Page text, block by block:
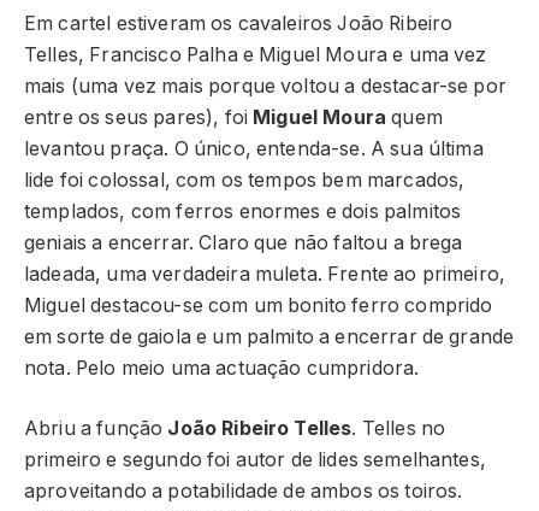
Em cartel estiveram os cavaleiros João Ribeiro
Telles, Francisco Palha e Miguel Moura e uma vez
mais (uma vez mais porque voltou a destacar-se por
entre os seus pares), foi Miguel Moura quem
levantou praça. O único, entenda-se. A sua última
lide foi colossal, com os tempos bem marcados,
templados, com ferros enormes e dois palmitos
geniais a encerrar. Claro que não faltou a brega
ladeada, uma verdadeira muleta. Frente ao primeiro,
Miguel destacou-se com um bonito ferro comprido
em sorte de gaiola e um palmito a encerrar de grande
nota. Pelo meio uma actuação cumpridora.
Abriu a função João Ribeiro Telles. Telles no
primeiro e segundo foi autor de lides semelhantes,
aproveitando a potabilidade de ambos os toiros.